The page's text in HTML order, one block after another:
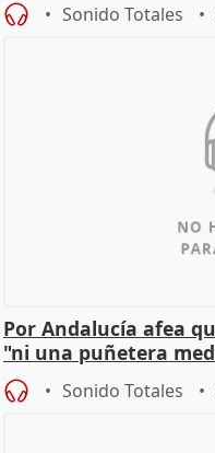
Sonido Totales
Por Andalucía afea
"ni una puñetera
machista
Sonido Totales